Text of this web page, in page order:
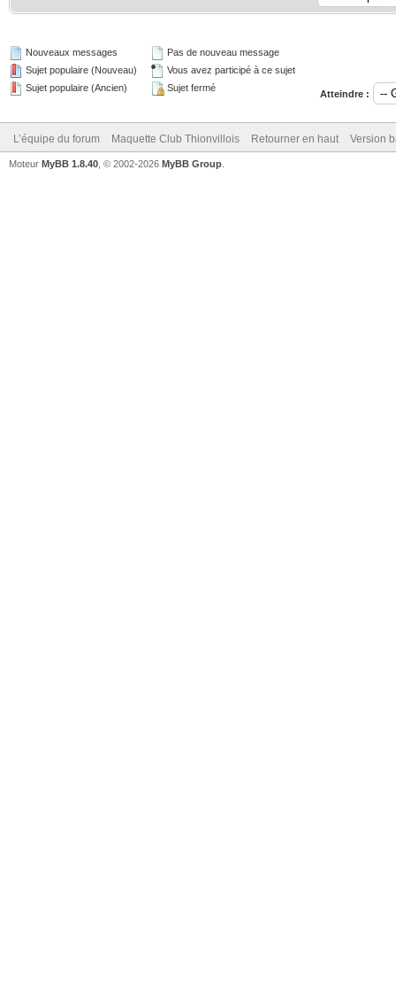
Nouveaux messages
Sujet populaire (Nouveau)
Sujet populaire (Ancien)
Pas de nouveau message
Vous avez participé à ce sujet
Sujet fermé
Atteindre :
L’équipe du forum Maquette Club Thionvillois Retourner en haut Version
Moteur MyBB 1.8.40 , © 2002-2026 MyBB Group